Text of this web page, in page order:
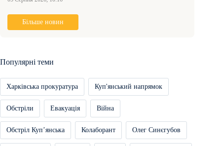
Більше новин
Популярні теми
Харківська прокуратура Куп'янський напрямок
Обстріли Евакуація Війна
Обстріл Купʼянська Колаборант Олег Синєгубов